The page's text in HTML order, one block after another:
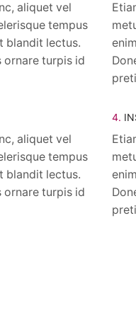
aliquet vel
tempus
blandit lectus.
ornare turpis id
aliquet vel
tempus
blandit lectus.
ornare turpis id
4.